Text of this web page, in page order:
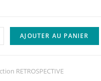
AJOUTER AU PANIER
RETROSPECTIVE